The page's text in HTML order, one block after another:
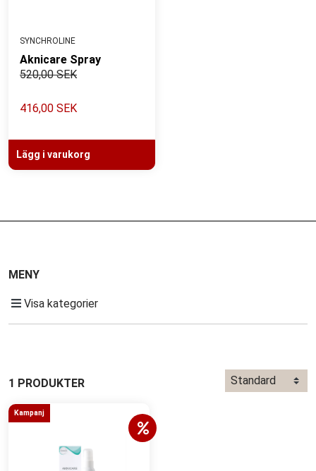
SYNCHROLINE
Aknicare Spray
520,00 SEK
416,00 SEK
Lägg i varukorg
MENY
Visa kategorier
1 PRODUKTER
Kampanj